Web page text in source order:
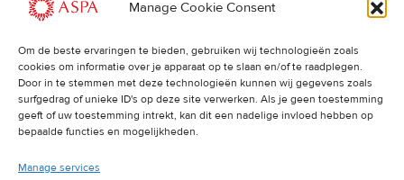
Manage Cookie Consent
Om de beste ervaringen te bieden, gebruiken wij technologieën zoals
cookies om informatie over je apparaat op te slaan en/of te raadplegen.
Door in te stemmen met deze technologieën kunnen wij gegevens zoals
surfgedrag of unieke ID's op deze site verwerken. Als je geen toestemming
geeft of uw toestemming intrekt, kan dit een nadelige invloed hebben op
bepaalde functies en mogelijkheden.
Manage services
gerust.
Cancellations:
Indien u een afspraak wilt wijzigen of annuleren, vragen wij
u dit 24 uur van tevoren door te geven. Anders worden de